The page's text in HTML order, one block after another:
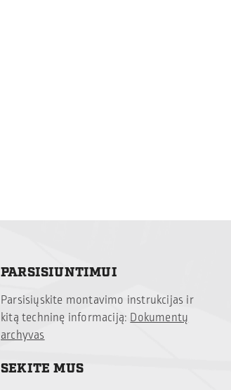
PARSISIUNTIMUI
Parsisiųskite montavimo instrukcijas ir
kitą techninę informaciją:Dokumentų
archyvas
SEKITE MUS